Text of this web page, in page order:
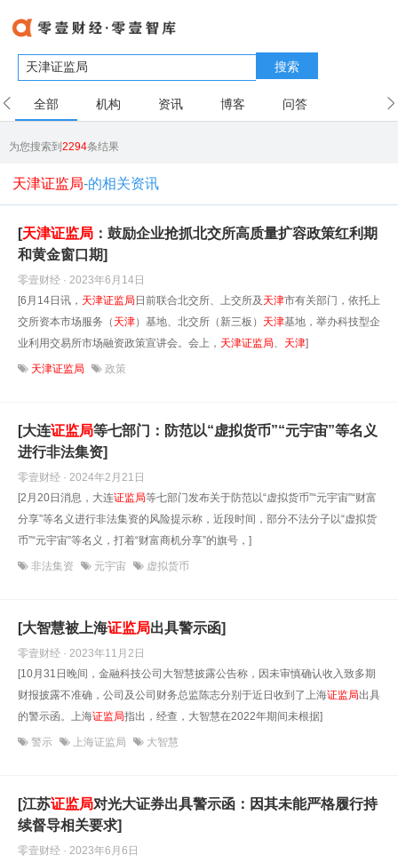
搜索
全部 机构 资讯 博客 问答
为您搜索到2294条结果
天津证监局-的相关资讯
[天津证监局 ：鼓励企业抢抓北交所高质量扩容政策红利期
和黄金窗口期]
零壹财经 · 2023年6月14日
[6月14日讯， 天津证监局 日前联合北交所、上交所及 天津市有关部门，依托上
交所资本市场服务（ 天津）基地、北交所（新三板） 天津基地，举办科技型企
业利用交易所市场融资政策宣讲会。会上， 天津证监局、 天津]
天津证监局 政策
[大连证监局等七部门：防范以“虚拟货币”“元宇宙”等名义
进行非法集资]
零壹财经 · 2024年2月21日
[2月20日消息，大连证监局等七部门发布关于防范以“虚拟货币”“元宇宙”“财富
分享”等名义进行非法集资的风险提示称，近段时间，部分不法分子以“虚拟货
币”“元宇宙”等名义，打着“财富商机分享”的旗号，]
非法集资 元宇宙 虚拟货币
[大智慧被上海证监局出具警示函]
零壹财经 · 2023年11月2日
[10月31日晚间，金融科技公司大智慧披露公告称，因未审慎确认收入致多期
财报披露不准确，公司及公司财务总监陈志分别于近日收到了上海证监局出具
的警示函。上海证监局指出，经查，大智慧在2022年期间未根据]
警示 上海证监局 大智慧
[江苏证监局对光大证券出具警示函：因其未能严格履行持
续督导相关要求]
零壹财经 · 2023年6月6日